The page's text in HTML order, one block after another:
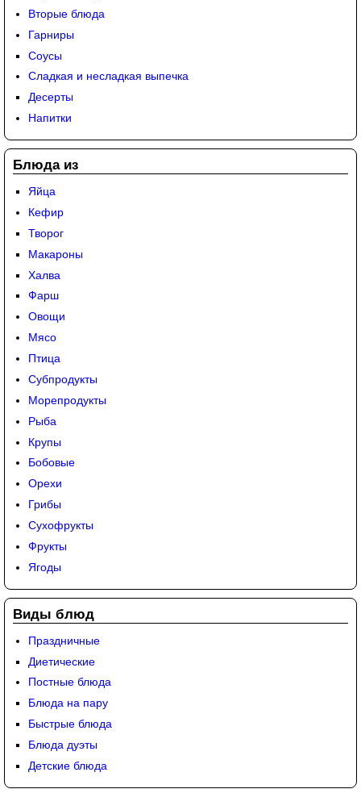
Вторые блюда
Гарниры
Соусы
Сладкая и несладкая выпечка
Десерты
Напитки
Блюда из
Яйца
Кефир
Творог
Макароны
Халва
Фарш
Овощи
Мясо
Птица
Субпродукты
Морепродукты
Рыба
Крупы
Бобовые
Орехи
Грибы
Сухофрукты
Фрукты
Ягоды
Виды блюд
Праздничные
Диетические
Постные блюда
Блюда на пару
Быстрые блюда
Блюда дуэты
Детские блюда